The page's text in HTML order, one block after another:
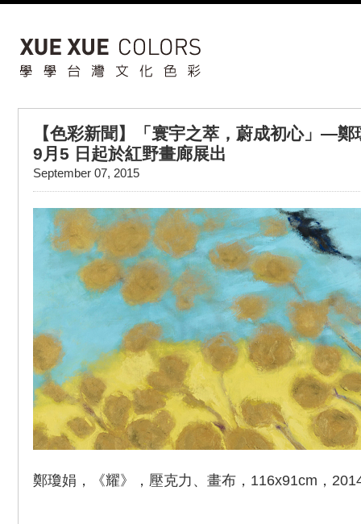
【色彩新聞】「寰宇之萃，蔚成初心」—
9月5 日起於紅野畫廊展出
September 07, 2015
鄭瓊娟，《耀》，壓克力、畫布，116x91cm，